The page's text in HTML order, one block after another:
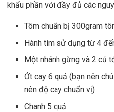
khẩu phần với đầy đủ các
Tôm chuẩn bị 300gram
Hành tím sử dụng từ 4
Một nhánh gừng và 2 củ
Ớt cay 6 quả (bạn nên
nên độ cay chuẩn vị)
Chanh 5 quả.